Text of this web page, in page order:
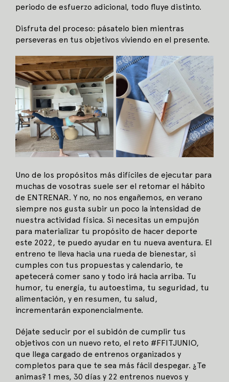
periodo de esfuerzo adicional, todo fluye distinto.
Disfruta del proceso: pásatelo bien mientras
perseveras en tus objetivos viviendo en el presente.
Uno de los propósitos más difíciles de ejecutar para
muchas de vosotras suele ser el retomar el hábito
de ENTRENAR. Y no, no nos engañemos, en verano
siempre nos gusta subir un poco la intensidad de
nuestra actividad física. Si necesitas un empujón
para materializar tu propósito de hacer deporte
este 2022, te puedo ayudar en tu nueva aventura. El
entreno te lleva hacia una rueda de bienestar, si
cumples con tus propuestas y calendario, te
apetecerá comer sano y todo irá hacia arriba. Tu
humor, tu energía, tu autoestima, tu seguridad, tu
alimentación, y en resumen, tu salud,
incrementarán exponencialmente.
Déjate seducir por el subidón de cumplir tus
objetivos con un nuevo reto, el reto #FFITJUNIO,
que llega cargado de entrenos organizados y
completos para que te sea más fácil despegar. ¿Te
animas? 1 mes, 30 días y 22 entrenos nuevos y